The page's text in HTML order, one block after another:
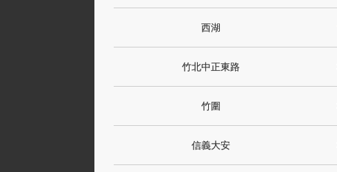
西湖
竹北中正東路
竹圍
信義大安